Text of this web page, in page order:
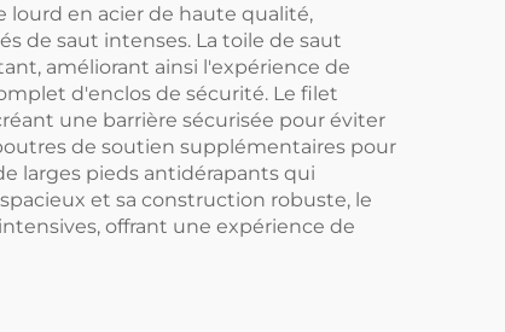
lourd en acier de haute qualité,
de saut intenses. La toile de saut
améliorant ainsi l'expérience de
d'enclos de sécurité. Le filet
une barrière sécurisée pour éviter
de soutien supplémentaires pour
larges pieds antidérapants qui
et sa construction robuste, le
offrant une expérience de